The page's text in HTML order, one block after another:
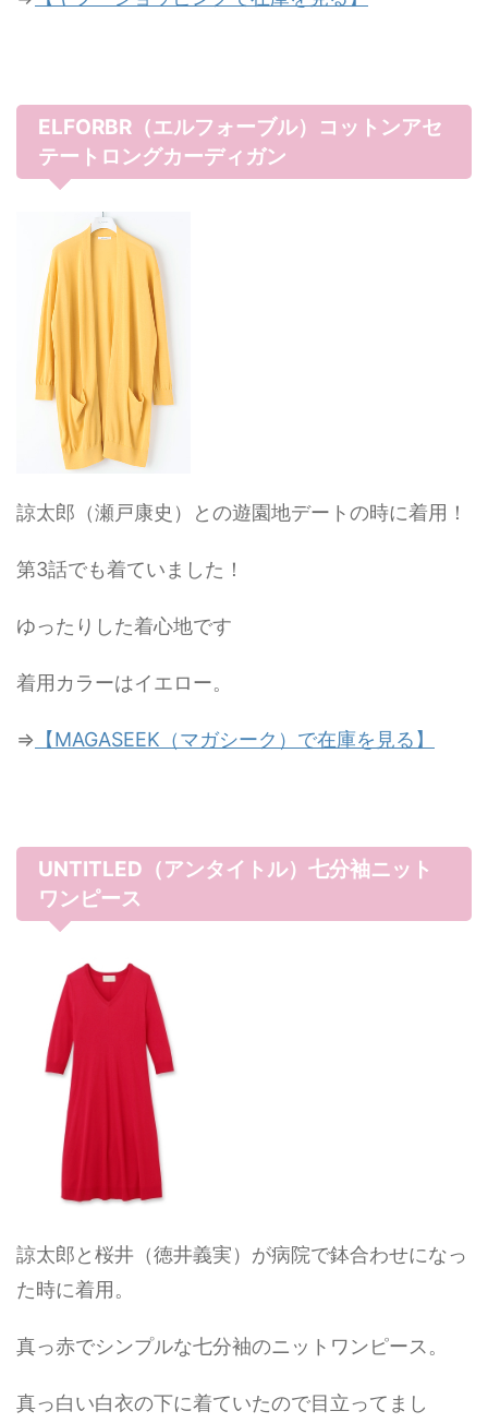
ELFORBR（エルフォーブル）コットンアセ
テートロングカーディガン
諒太郎（瀬戸康史）との遊園地デートの時に着用！
第3話でも着ていました！
ゆったりした着心地です
着用カラーはイエロー。
⇒ 【MAGASEEK（マガシーク）で在庫を見る】
UNTITLED（アンタイトル）七分袖ニット
ワンピース
諒太郎と桜井（徳井義実）が病院で鉢合わせになっ
た時に着用。
真っ赤でシンプルな七分袖のニットワンピース。
真っ白い白衣の下に着ていたので目立ってまし